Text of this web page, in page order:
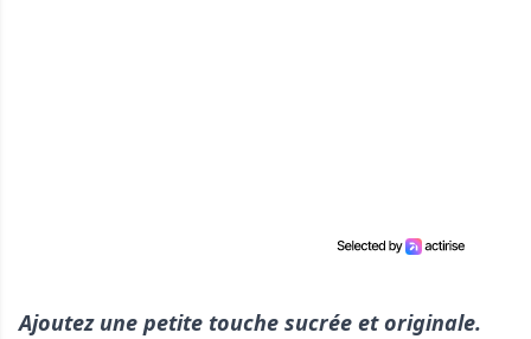
Ajoutez une petite touche sucrée et originale.